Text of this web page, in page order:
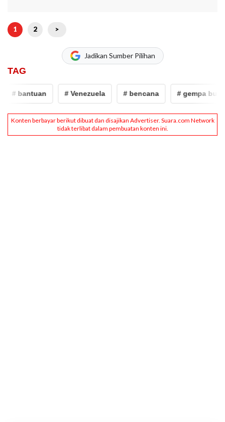
1 2 >
Jadikan Sumber Pilihan
TAG
# bantuan # Venezuela # bencana # gempa bumi